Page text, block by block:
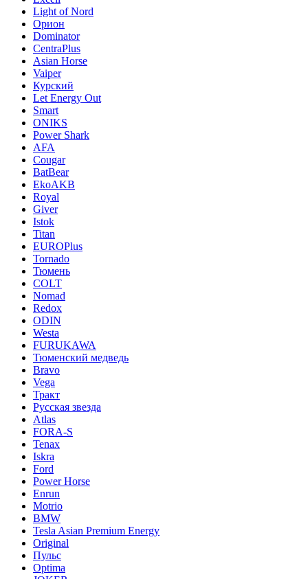
Light of Nord
Орион
Dominator
CentraPlus
Asian Horse
Vaiper
Курский
Let Energy Out
Smart
ONIKS
Power Shark
AFA
Cougar
BatBear
EkoAKB
Royal
Giver
Istok
Titan
EUROPlus
Tornado
Тюмень
COLT
Nomad
Redox
ODIN
Westa
FURUKAWA
Тюменский медведь
Bravo
Vega
Тракт
Русская звезда
Atlas
FORA-S
Tenax
Iskra
Ford
Power Horse
Enrun
Motrio
BMW
Tesla Asian Premium Energy
Original
Пульс
Optima